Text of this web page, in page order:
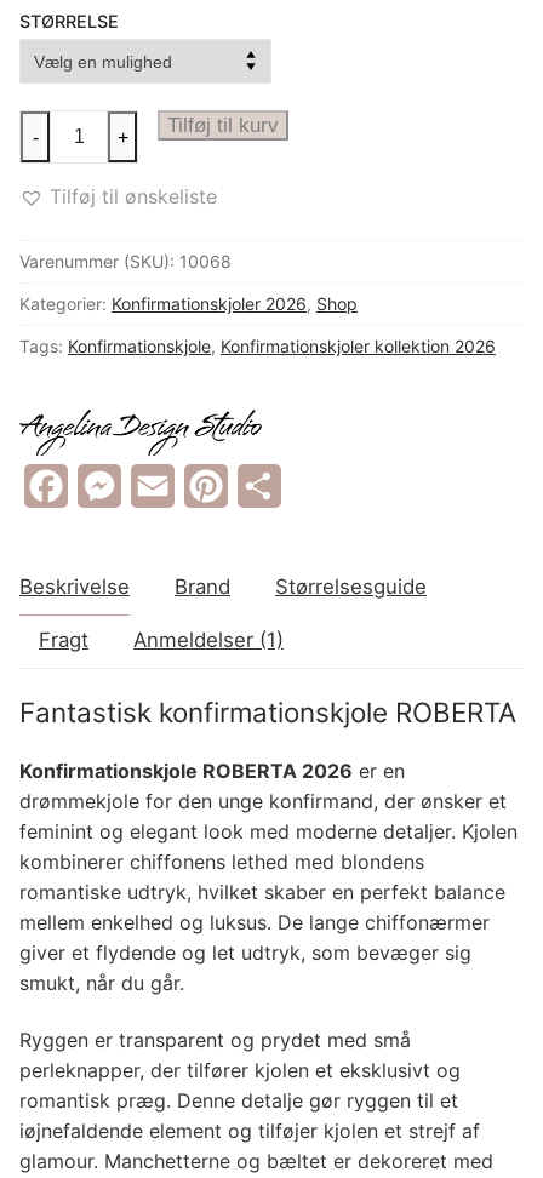
STØRRELSE
Fantastisk
konfirmationskjole
ROBERTA
- + Tilføj til kurv
Tilføj til ønskeliste
Varenummer (SKU): 10068
Kategorier: Konfirmationskjoler 2026, Shop
Tags: Konfirmationskjole, Konfirmationskjoler kollektion 2026
FacebookMessenger
Email Pinterest
Beskrivelse Brand Størrelsesguide
Fragt Anmeldelser (1)
Fantastisk konfirmationskjole ROBERTA
Konfirmationskjole ROBERTA 2026 er en
drømmekjole for den unge konfirmand, der ønsker et
feminint og elegant look med moderne detaljer. Kjolen
kombinerer chiffonens lethed med blondens
romantiske udtryk, hvilket skaber en perfekt balance
mellem enkelhed og luksus. De lange chiffonærmer
giver et flydende og let udtryk, som bevæger sig
smukt, når du går.
Ryggen er transparent og prydet med små
perleknapper, der tilfører kjolen et eksklusivt og
romantisk præg. Denne detalje gør ryggen til et
iøjnefaldende element og tilføjer kjolen et strejf af
glamour. Manchetterne og bæltet er dekoreret med